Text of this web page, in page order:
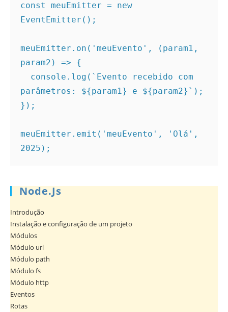
const meuEmitter = new
EventEmitter();
meuEmitter.on('meuEvento', (param1,
param2) => {
parâmetros: ${param1} e ${param2}`);
});
meuEmitter.emit('meuEvento', 'Olá',
2025);
Node.js
Introdução
Instalação e configuração de um projeto
Módulos
Módulo url
Módulo path
Módulo fs
Módulo http
Eventos
Rotas